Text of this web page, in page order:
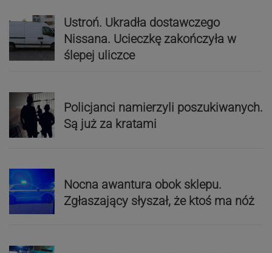
Ustroń. Ukradła dostawczego
Nissana. Ucieczkę zakończyła w
ślepej uliczce
Policjanci namierzyli poszukiwanych.
Są już za kratami
Nocna awantura obok sklepu.
Zgłaszający słyszał, że ktoś ma nóż